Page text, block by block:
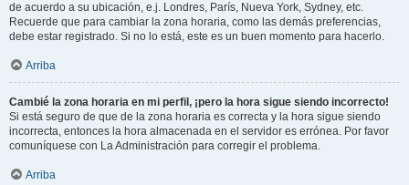
de acuerdo a su ubicación, e.j. Londres, París, Nueva York, Sydney, etc.
Recuerde que para cambiar la zona horaria, como las demás preferencias,
debe estar registrado. Si no lo está, este es un buen momento para hacerlo.
Arriba
Cambié la zona horaria en mi perfil, ¡pero la hora sigue siendo incorrecto!
Si está seguro de que de la zona horaria es correcta y la hora sigue siendo
incorrecta, entonces la hora almacenada en el servidor es errónea. Por favor
comuníquese con La Administración para corregir el problema.
Arriba